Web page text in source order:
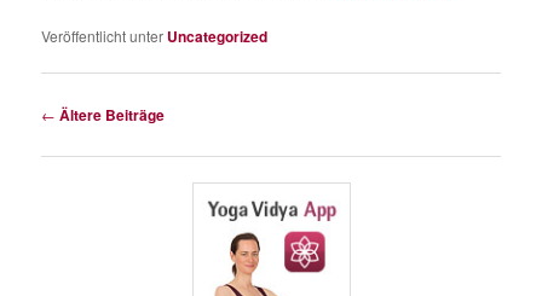
Veröffentlicht unter Uncategorized
Beitragsnavigation
← Ältere Beiträge